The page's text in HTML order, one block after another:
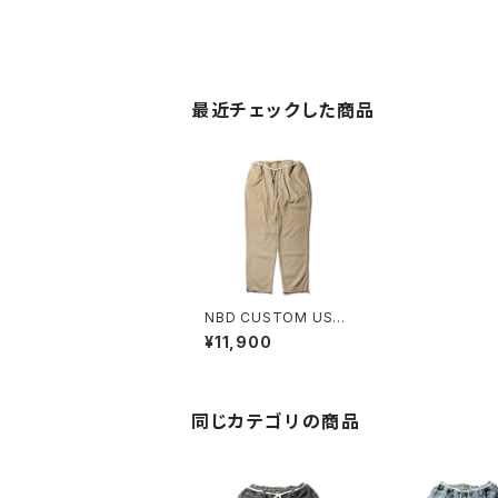
最近チェックした商品
NBD CUSTOM USE
D Ralph Lauren Chin
o Pant A
¥11,900
同じカテゴリの商品